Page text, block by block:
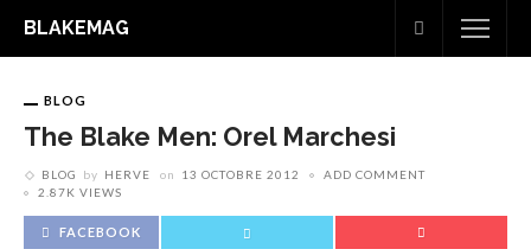
BLAKEMAG
BLOG
The Blake Men: Orel Marchesi
BLOG by HERVE on 13 OCTOBRE 2012
ADD COMMENT
2.87K VIEWS
FACEBOOK